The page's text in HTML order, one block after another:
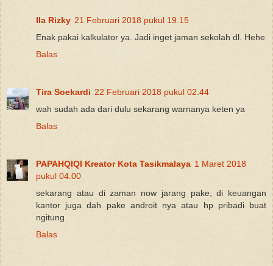
Ila Rizky 21 Februari 2018 pukul 19.15
Enak pakai kalkulator ya. Jadi inget jaman sekolah dl. Hehe
Balas
Tira Soekardi 22 Februari 2018 pukul 02.44
wah sudah ada dari dulu sekarang warnanya keten ya
Balas
PAPAHQIQI Kreator Kota Tasikmalaya 1 Maret 2018
pukul 04.00
sekarang atau di zaman now jarang pake, di keuangan
kantor juga dah pake androit nya atau hp pribadi buat
ngitung
Balas